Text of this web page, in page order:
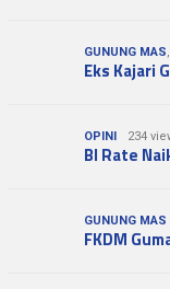
GUNUNG MAS,
Eks Kajari
OPINI 234
BI Rate
GUNUNG MAS
FKDM